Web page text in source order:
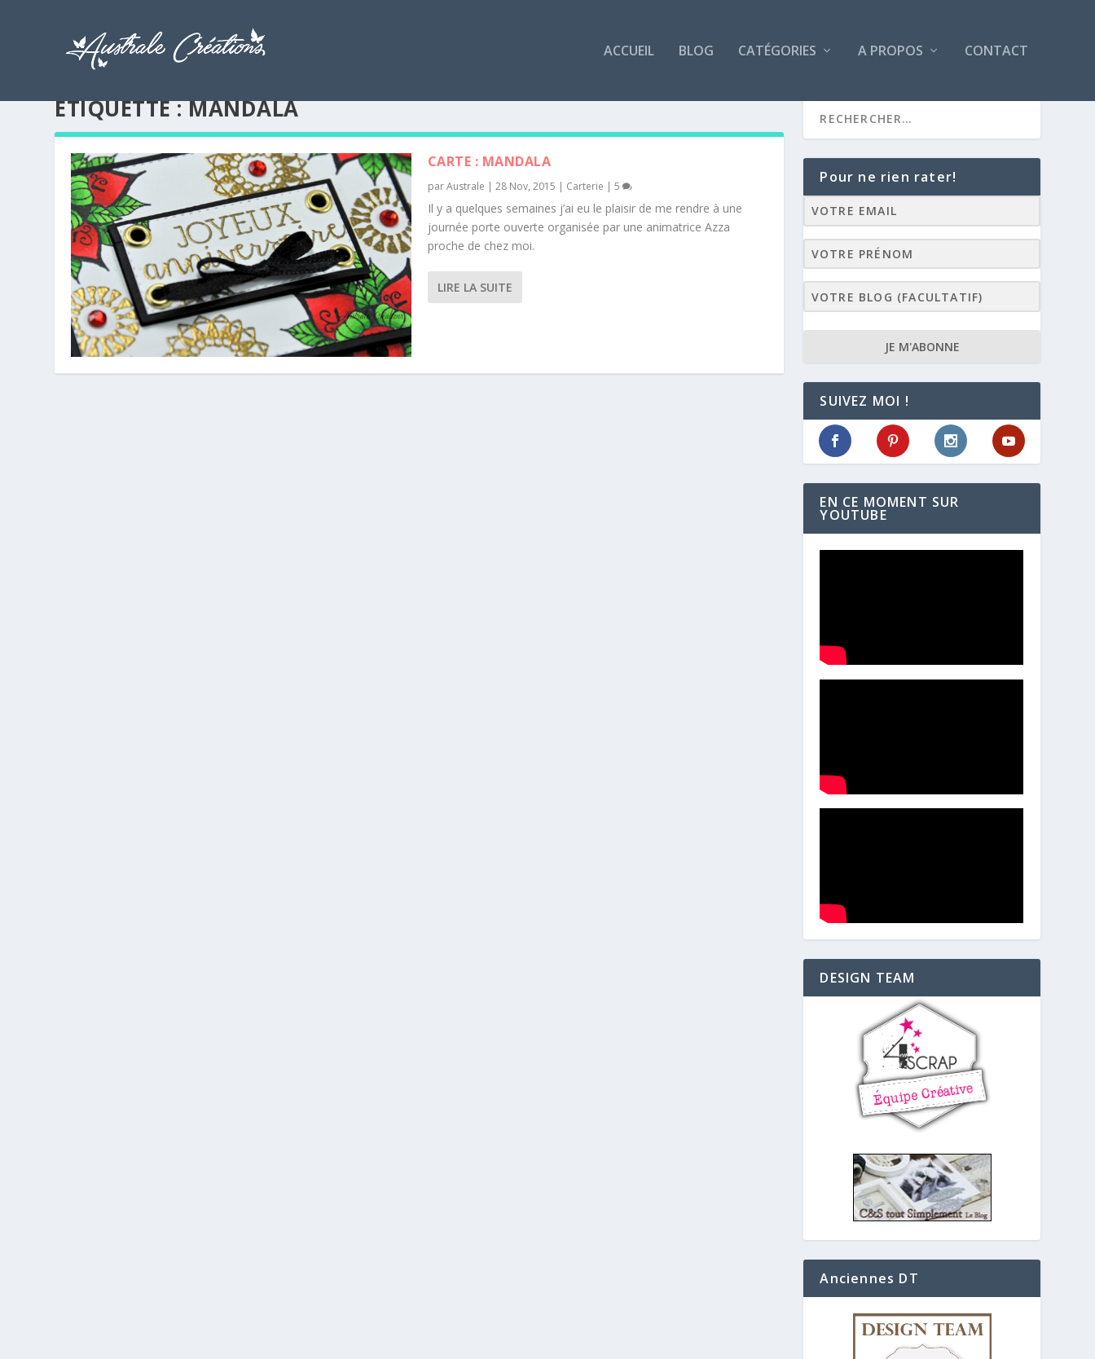
ACCUEIL BLOG CATÉGORIES A PROPOS CONTACT
ÉTIQUETTE :MANDALA
CARTE : MANDALA
parAustrale | 28 Nov, 2015 | Carterie | 5
Il y a quelques semaines j’ai eu le plaisir de me rendre à une
journée porte ouverte organisée par une animatrice Azza
proche de chez moi.
LIRE LA SUITE
Pour ne rien rater!
JE M'ABONNE
SUIVEZ MOI !
EN CE MOMENT SUR
YOUTUBE
DESIGN TEAM
Anciennes DT